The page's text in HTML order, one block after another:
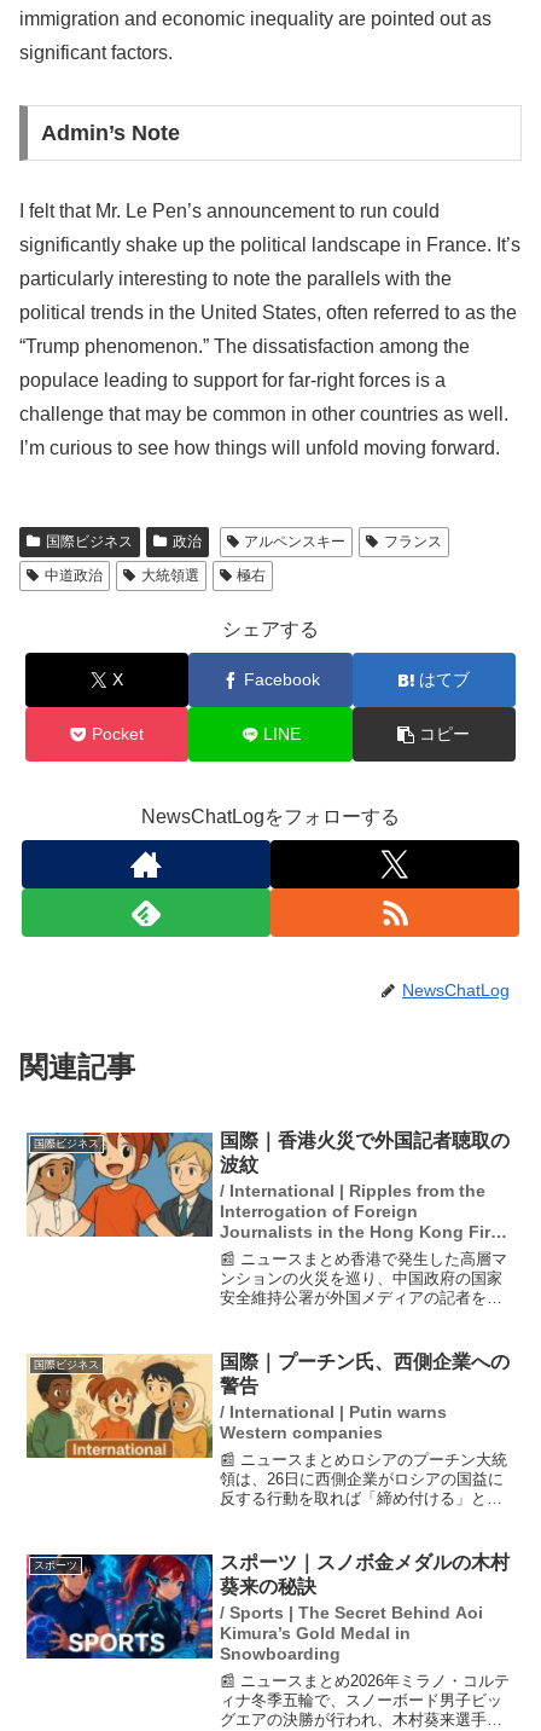
immigration and economic inequality are pointed out as
significant factors.
Admin’s Note
I felt that Mr. Le Pen’s announcement to run could
significantly shake up the political landscape in France. It’s
particularly interesting to note the parallels with the
political trends in the United States, often referred to as the
“Trump phenomenon.” The dissatisfaction among the
populace leading to support for far-right forces is a
challenge that may be common in other countries as well.
I’m curious to see how things will unfold moving forward.
国際ビジネス 政治 アルペンスキー
フランス
中道政治
大統領選 極右
シェアする
X Facebook はてブ
Pocket LINE コピー
NewsChatLogをフォローする
NewsChatLog
関連記事
国際ビジネス
国際｜香港火災で外国記者聴取の
波紋
/ International | Ripples from the
Interrogation of Foreign
Journalists in the Hong Kong Fire
Incident
📰 ニュースまとめ香港で発生した高層マ
ンションの火災を巡り、中国政府の国家
安全維持公署が外国メディアの記者を聴
を理由にしており、外国メディア関係者
の呼び出しが公表され...
国際ビジネス
国際｜プーチン氏、西側企業への
警告
/ International | Putin warns
Western companies
📰 ニュースまとめロシアのプーチン大統
領は、26日に西側企業がロシアの国益に
反する行動を取れば「締め付ける」と警
おり、特にマイクロソフトやズームなど
の企業に対して、適切...
スポーツ
スポーツ｜スノボ金メダルの木村
葵来の秘訣
/ Sports | The Secret Behind Aoi
Kimura’s Gold Medal in
Snowboarding
📰 ニュースまとめ2026年ミラノ・コルテ
ィナ冬季五輪で、スノーボード男子ビッ
グエアの決勝が行われ、木村葵来選手が